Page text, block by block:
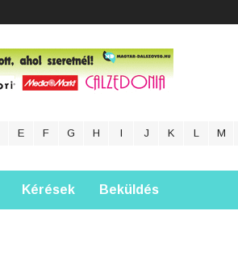
E F G H I J K L M
Kérések Beküldés